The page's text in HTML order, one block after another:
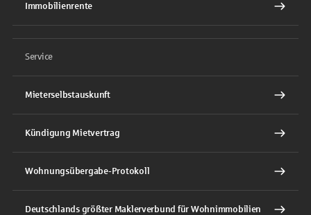
Immobilienrente
Service
Mieterselbstauskunft
Kündigung Mietvertrag
Wohnungsübergabe-Protokoll
Deutschlands größter Maklerverbund für Wohnimmobilien